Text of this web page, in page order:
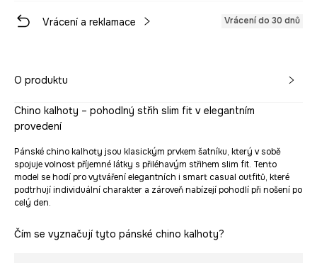
Vrácení a reklamace Vrácení do 30 dnů
O produktu
Chino kalhoty – pohodlný střih slim fit v elegantním
provedení
Pánské chino kalhoty jsou klasickým prvkem šatníku, který v sobě
spojuje volnost příjemné látky s přiléhavým střihem slim fit. Tento
model se hodí pro vytváření elegantních i smart casual outfitů, které
podtrhují individuální charakter a zároveň nabízejí pohodlí při nošení po
celý den.
Čím se vyznačují tyto pánské chino kalhoty?